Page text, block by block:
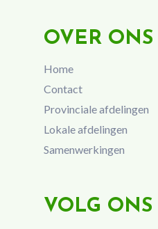
OVER ONS
Home
Contact
Provinciale afdelingen
Lokale afdelingen
Samenwerkingen
VOLG ONS